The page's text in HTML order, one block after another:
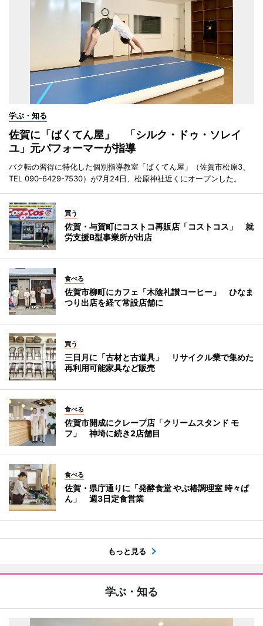
学ぶ・知る
佐賀に「ばくてん屋」 「シルク・ドゥ・ソレイ
ユ」元パフォーマーが指導
バク転の習得に特化した個別指導教室「ばくてん屋」（佐賀市松原3、
TEL 090-6429-7530）が7月24日、松原神社近くにオープンした。
買う
佐賀・与賀町にコストコ再販店「コストコス」 就
労支援B型事業所が出店
食べる
佐賀市柳町にカフェ「木陰礼讃コーヒー」 ひなま
つり出店を経て常設店舗に
買う
三日月に「古材と古道具」 リサイクル業で集めた
再利用可能家具など販売
食べる
佐賀市開成にクレープ店「クリームスタンド モ
フ」 神埼に続き2店舗目
食べる
佐賀・県庁通りに「発酵食堂 やぶ椿調理室 時々ぱ
ん」 週3日定食営業
もっと見る
学ぶ・知る